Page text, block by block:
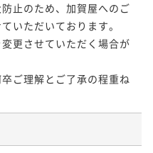
止のため、加賀屋へのご
いただいております。
更させていただく場合が
ご理解とご了承の程重ね